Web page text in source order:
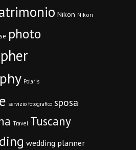
Nikon Nikon
photo
Polaris
servizio fotografico sposa
Travel Tuscany
wedding planner